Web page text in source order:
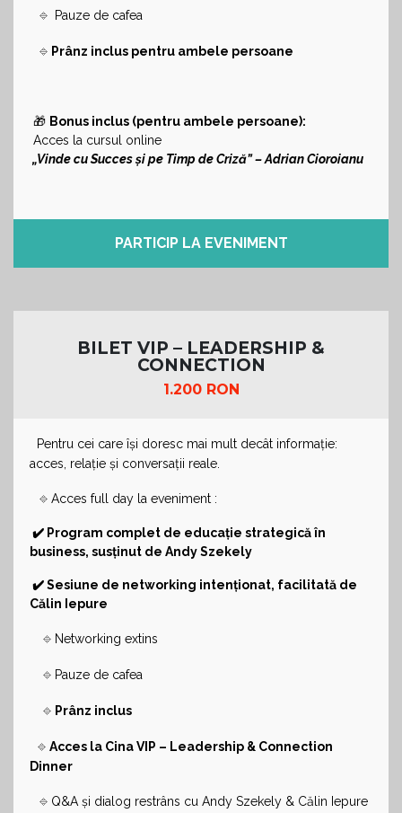
🔹 Pauze de cafea
🔹 Prânz inclus pentru ambele persoane
🎁 Bonus inclus (pentru ambele persoane):
Acces la cursul online
„Vinde cu Succes și pe Timp de Criză” – Adrian Cioroianu
PARTICIP LA EVENIMENT
BILET VIP – LEADERSHIP &
CONNECTION
1.200 RON
Pentru cei care își doresc mai mult decât informație:
acces, relație și conversații reale.
🔹 Acces full day la eveniment :
✔️ Program complet de educație strategică în
business, susținut de Andy Szekely
✔️ Sesiune de networking intenționat, facilitată de
Călin Iepure
🔹 Networking extins
🔹 Pauze de cafea
🔹 Prânz inclus
🔹 Acces la Cina VIP – Leadership & Connection
Dinner
🔹 Q&A și dialog restrâns cu Andy Szekely & Călin Iepure